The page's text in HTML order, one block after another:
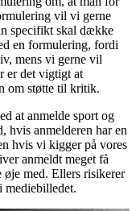
vil vi gerne
specifikt skal dække
en formulering, fordi
mens vi gerne vil
er det vigtigt at
om støtte til kritik.
at anmelde sport og
hvis anmelderen har en
hvis vi kigger på vores
anmeldt meget få
øje med. Ellers risikerer
mediebilledet.